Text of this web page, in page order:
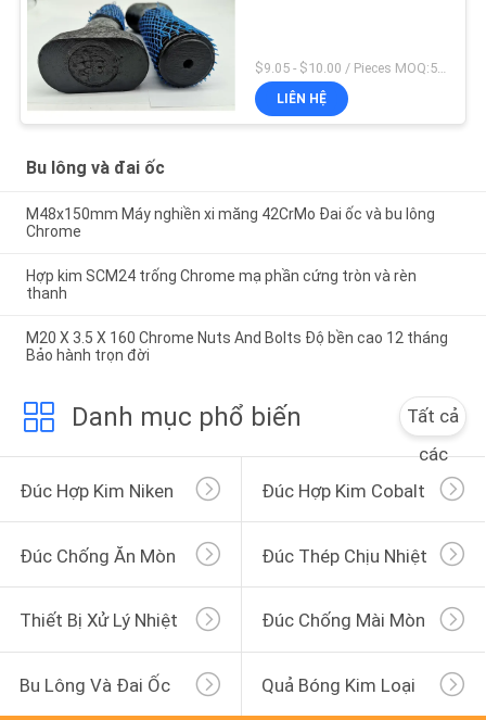
$9.05 - $10.00 / Pieces MOQ:5 ghế
LIÊN HỆ
Bu lông và đai ốc
M48x150mm Máy nghiền xi măng 42CrMo Đai ốc và bu lông
Chrome
Hợp kim SCM24 trống Chrome mạ phần cứng tròn và rèn
thanh
M20 X 3.5 X 160 Chrome Nuts And Bolts Độ bền cao 12 tháng
Bảo hành trọn đời
Danh mục phổ biến
Tất cả
các
Đúc Hợp Kim Niken
Đúc Hợp Kim Cobalt
Đúc Chống Ăn Mòn Đúc Thép Chịu Nhiệt
Thiết Bị Xử Lý Nhiệt Đúc Chống Mài Mòn
Bu Lông Và Đai Ốc Quả Bóng Kim Loại